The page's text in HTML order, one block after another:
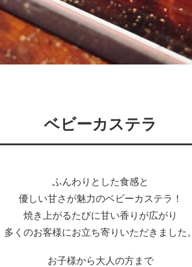
ベビーカステラ
ふんわりとした食感と
優しい甘さが魅力のベビーカステラ！
焼き上がるたびに甘い香りが広がり
多くのお客様にお立ち寄りいただきました。
お子様から大人の方まで